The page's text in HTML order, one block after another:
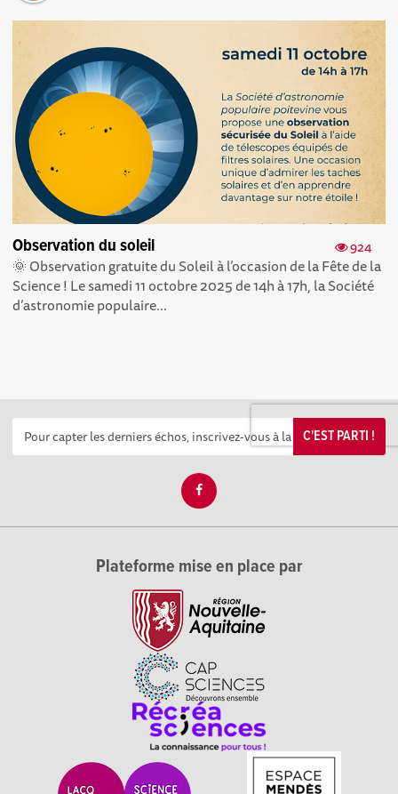
924
Observation du soleil
🌞 Observation gratuite du Soleil à l’occasion de la Fête de la
Science ! Le samedi 11 octobre 2025 de 14h à 17h, la Société
d’astronomie populaire...
C'EST PARTI !
Plateforme mise en place par